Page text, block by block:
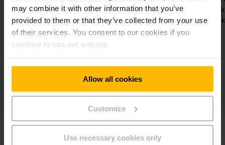
may combine it with other information that you’ve
provided to them or that they’ve collected from your use
of their services. You consent to our cookies if you
continue to use our website.
Allow all cookies
Customize
Use necessary cookies only
sujuvan
avulla.
korjauskustannuksissa ja estää
hävikkiä.